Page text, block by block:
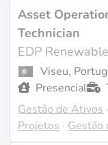
Asset
Technician
EDP
Viseu,
Presencial
Gestão de Ativos ·
Projetos · Gestão